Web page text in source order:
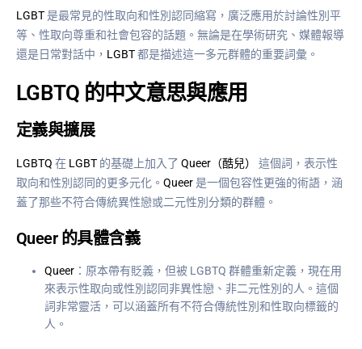
LGBT是最常見的性取向和性別認同縮寫，廣泛應用於討論性別平
等、性取向尊重和社會包容的話題。無論是在學術研究、媒體報導
還是日常對話中， LGBT都是描述這一多元群體的重要詞彙。
LGBTQ 的中文意思與應用
定義與擴展
LGBTQ 在 LGBT 的基礎上加入了 Queer（酷兒）
這個詞，表示性
取向和性別認同的更多元化。 Queer是一個包容性更強的術語，涵
蓋了那些不符合傳統異性戀或二元性別分類的群體。
Queer 的具體含義
Queer ：原本帶有貶義，但被 LGBTQ 群體重新定義，現在用
來表示性取向或性別認同非異性戀、非二元性別的人。這個
詞非常靈活，可以涵蓋所有不符合傳統性別和性取向標籤的
人。